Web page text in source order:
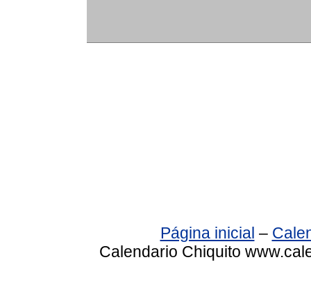
Página inicial –
Calendario Chiquito